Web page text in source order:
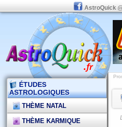
AstroQuick
ÉTUDES
ASTROLOGIQUES
THÈME NATAL
THÈME KARMIQUE